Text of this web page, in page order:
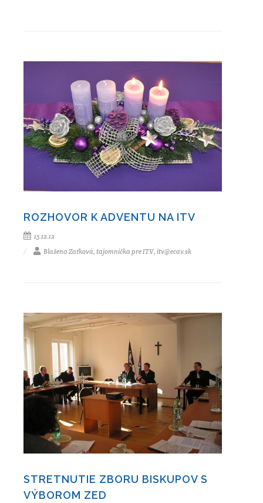
ROZHOVOR K ADVENTU NA ITV
15.12.12
Blažena Zaťková, tajomníčka pre ITV, itv@ecav.sk
STRETNUTIE ZBORU BISKUPOV S
VÝBOROM ZED